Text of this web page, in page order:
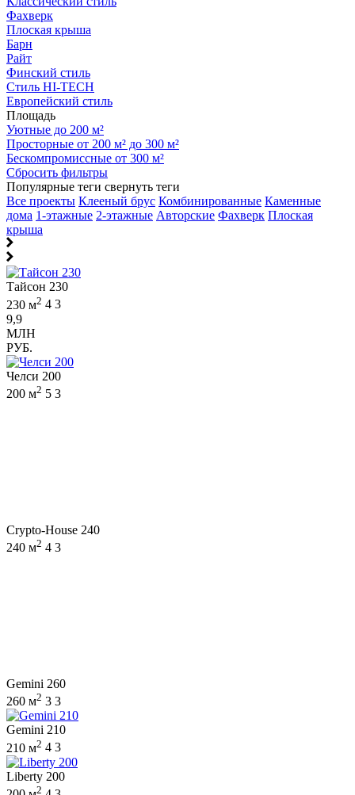
Фахверк
Плоская крыша
Барн
Райт
Финский стиль
Стиль HI-TECH
Европейский стиль
Площадь
Уютные до 200 м²
Просторные от 200 м² до 300 м²
Бескомпромиссные от 300 м²
Сбросить фильтры
Популярные теги свернуть теги
Все проекты Клееный брус Комбинированные Каменные
дома 1-этажные 2-этажные Авторские Фахверк Плоская
крыша
Тайсон 230
230 м2 4 3
9,9
МЛН
РУБ.
Челси 200
200 м2 5 3
Crypto-House 240
240 м2 4 3
Gemini 260
260 м2 3 3
Gemini 210
210 м2 4 3
Liberty 200
2